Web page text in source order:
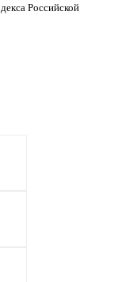
Российской